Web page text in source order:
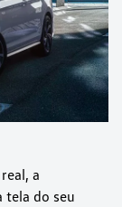
a
tela do seu